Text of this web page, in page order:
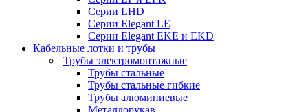
Серии LHD
Серии Elegant LE
Серии Elegant EKE и EKD
Кабельные лотки и трубы
Трубы электромонтажные
Трубы стальные
Трубы стальные гибкие
Трубы алюминиевые
Металлорукав